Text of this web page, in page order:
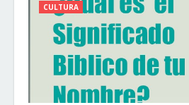
CULTURA